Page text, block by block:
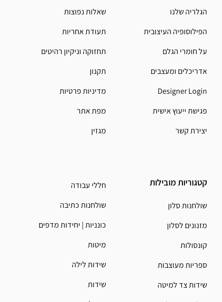
הגלריה שלנו
הפילוסופיה העיצובית
על חומרי הגלם
אדריכלים ומעצבים
Designer Login
פגישת ייעוץ אישית
יצירת קשר
קטגוריות מובילות
שולחנות סלון
מזנונים לסלון
קונסולות
ספריות מעוצבות
שידות צד למיטה
שאלות נפוצות
תעודת אחריות
תחזוקה וניקיון רהיטים
תקנון
מדיניות פרטיות
מפת אתר
מגזין
חללי עבודה
שולחנות כתיבה
כונניות | יחידות מדפים
מיטות
שידות לילה
שידות